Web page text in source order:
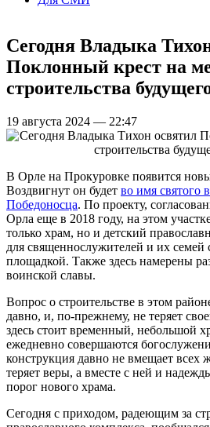
Сегодня Владыка
Поклонный крест на
строительства
19 августа 2024 — 22:47
В Орле на Прокуровке появится
Воздвигнут он будет во имя святого
Победоносца. По проекту,
Орла еще в 2018 году, на этом
только храм, но и детский
для священнослужителей и их семей
площадкой. Также здесь намерены
воинской славы.
Вопрос о строительстве в этом
давно, и, по-прежнему, не теряет
здесь стоит временный, небольшой
ежедневно совершаются
конструкция давно не вмещает
теряет веры, а вместе с ней и
порог нового храма.
Сегодня с приходом, радеющим за